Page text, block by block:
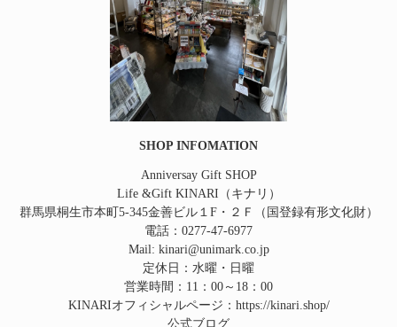
SHOP INFOMATION
Anniversay Gift SHOP
Life &Gift KINARI（キナリ）
群馬県桐生市本町5‐345金善ビル１F・２Ｆ（国登録有形文化財）
電話：0277-47-6977
Mail: kinari@unimark.co.jp
定休日：水曜・日曜
営業時間：11：00～18：00
KINARIオフィシャルページ： https://kinari.shop/
公式ブログ